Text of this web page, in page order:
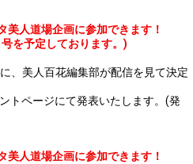
人道場企画に参加できます！
を予定しております。)
、美人百花編集部が配信を見て決定
トページにて発表いたします。(発
人道場企画に参加できます！